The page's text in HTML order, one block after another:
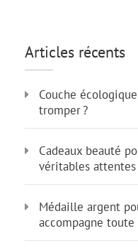
Articles récents
Couche
tromper ?
Cadeaux beauté
véritables attentes
Médaille argent
accompagne